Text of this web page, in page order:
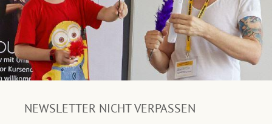
NEWSLETTER NICHT VERPASSEN